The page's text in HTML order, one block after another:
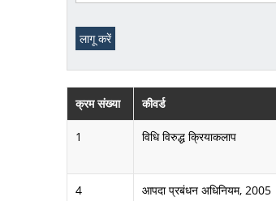
क्रम संख्या कीवर्ड
1 विधि विरुद्ध क्रियाकलाप
4 आपदा प्रबंधन अधिनियम, 2005